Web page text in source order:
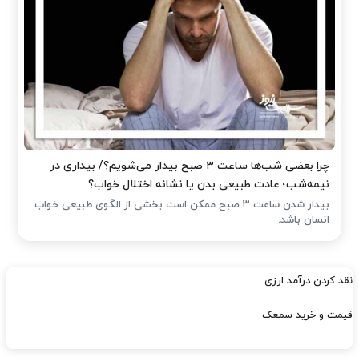
چرا بعضی شب‌ها ساعت ۳ صبح بیدار می‌شویم؟/ بیداری در
نیمه‌شب؛ عادت طبیعی بدن یا نشانه اختلال خواب؟
بیدار شدن ساعت ۳ صبح ممکن است بخشی از الگوی طبیعی خواب
انسان باشد.
نقد کردن درآمد ارزی
قیمت و خرید سمعک